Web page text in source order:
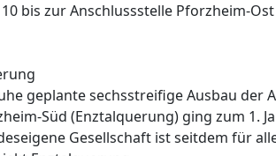
bis zur Anschlussstelle Pforzheim-
geplante sechsstreifige Ausbau der
Süd (Enztalquerung) ging zum 1.
Gesellschaft ist seitdem für